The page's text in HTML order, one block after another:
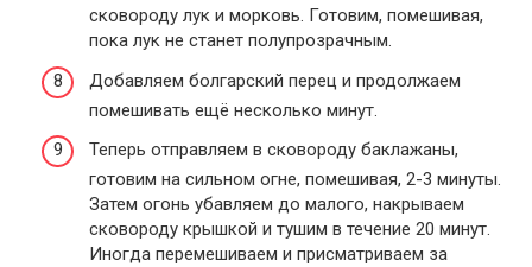
сковороду лук и морковь. Готовим, помешивая,
пока лук не станет полупрозрачным.
Добавляем болгарский перец и продолжаем
помешивать ещё несколько минут.
Теперь отправляем в сковороду баклажаны,
готовим на сильном огне, помешивая, 2-3 минуты.
Затем огонь убавляем до малого, накрываем
сковороду крышкой и тушим в течение 20 минут.
Иногда перемешиваем и присматриваем за